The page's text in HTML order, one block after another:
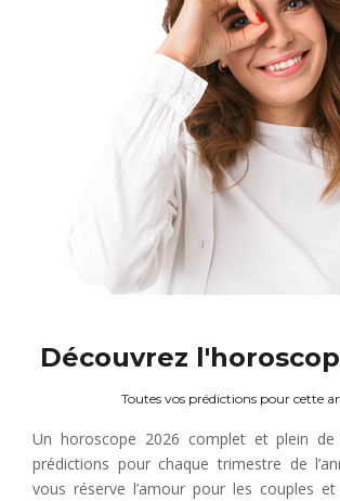
Découvrez
Toutes vos prédictions pour cette
Un horoscope 2026 complet et plein de
prédictions pour chaque trimestre de
vous réserve l’amour pour les couples et